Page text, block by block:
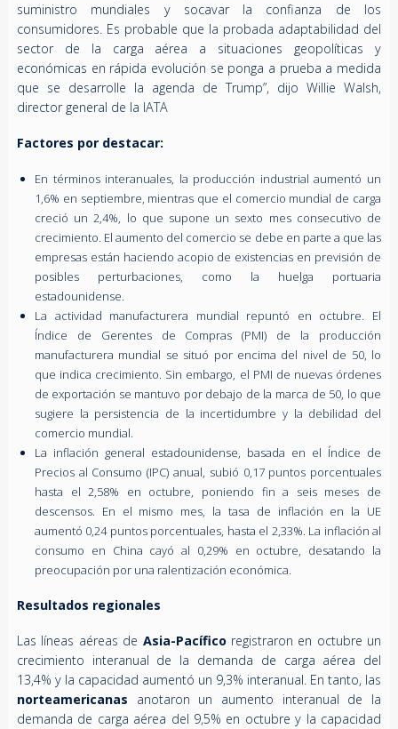
suministro mundiales y socavar la confianza de los
consumidores. Es probable que la probada adaptabilidad del
sector de la carga aérea a situaciones geopolíticas y
económicas en rápida evolución se ponga a prueba a medida
que se desarrolle la agenda de Trump”, dijo Willie Walsh,
director general de la IATA
Factores por destacar:
En términos interanuales, la producción industrial aumentó un
1,6% en septiembre, mientras que el comercio mundial de carga
creció un 2,4%, lo que supone un sexto mes consecutivo de
crecimiento. El aumento del comercio se debe en parte a que las
empresas están haciendo acopio de existencias en previsión de
posibles perturbaciones, como la huelga portuaria
estadounidense.
La actividad manufacturera mundial repuntó en octubre. El
Índice de Gerentes de Compras (PMI) de la producción
manufacturera mundial se situó por encima del nivel de 50, lo
que indica crecimiento. Sin embargo, el PMI de nuevas órdenes
de exportación se mantuvo por debajo de la marca de 50, lo que
sugiere la persistencia de la incertidumbre y la debilidad del
comercio mundial.
La inflación general estadounidense, basada en el Índice de
Precios al Consumo (IPC) anual, subió 0,17 puntos porcentuales
hasta el 2,58% en octubre, poniendo fin a seis meses de
descensos. En el mismo mes, la tasa de inflación en la UE
aumentó 0,24 puntos porcentuales, hasta el 2,33%. La inflación al
consumo en China cayó al 0,29% en octubre, desatando la
preocupación por una ralentización económica.
Resultados regionales
Las líneas aéreas de Asia-Pacíficoregistraron en octubre un
crecimiento interanual de la demanda de carga aérea del
13,4% y la capacidad aumentó un 9,3% interanual. En tanto, las
norteamericanas anotaron un aumento interanual de la
demanda de carga aérea del 9,5% en octubre y la capacidad